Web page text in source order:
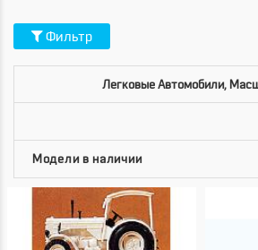
Фильтр
Легковые Автомобили,